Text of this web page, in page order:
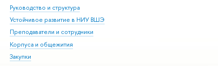
Руководство и структура
Устойчивое развитие в НИУ ВШЭ
Преподаватели и сотрудники
Корпуса и общежития
Закупки